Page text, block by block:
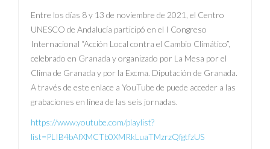
Entre los días 8 y 13 de noviembre de 2021, el Centro
UNESCO de Andalucía participó en el I Congreso
Internacional “Acción Local contra el Cambio Climático”,
celebrado en Granada y organizado por La Mesa por el
Clima de Granada y por la Excma. Diputación de Granada.
A través de este enlace a YouTube de puede acceder a las
grabaciones en línea de las seis jornadas.
https://www.youtube.com/playlist?
list=PLIB4bAfXMCTb0XMRkLuaTMzrzQfgtfzUS